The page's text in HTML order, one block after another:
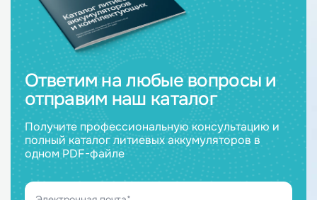
Ответим на любые вопросы и
отправим наш каталог
Получите профессиональную консультацию и
полный каталог литиевых аккумуляторов в
одном PDF-файле